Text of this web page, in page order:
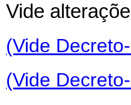
Vide
(Vide
(Vide